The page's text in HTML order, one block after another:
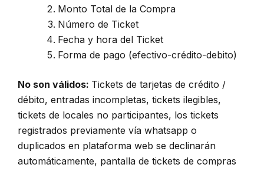
Monto Total de la Compra
Número de Ticket
Fecha y hora del Ticket
Forma de pago (efectivo-crédito-debito)
No son válidos: Tickets de tarjetas de crédito /
débito, entradas incompletas, tickets ilegibles,
tickets de locales no participantes, los tickets
registrados previamente vía whatsapp o
duplicados en plataforma web se declinarán
automáticamente, pantalla de tickets de compras